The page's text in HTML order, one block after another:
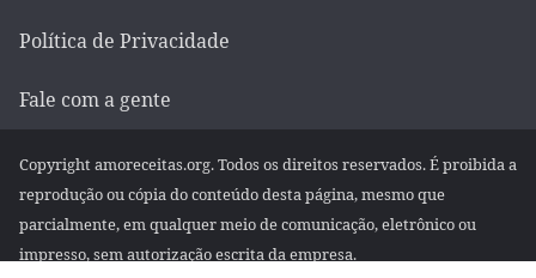
Política de Privacidade
Fale com a gente
Copyright amoreceitas.org. Todos os direitos reservados. É proibida a
reprodução ou cópia do conteúdo desta página, mesmo que
parcialmente, em qualquer meio de comunicação, eletrônico ou
impresso, sem autorização escrita da empresa.